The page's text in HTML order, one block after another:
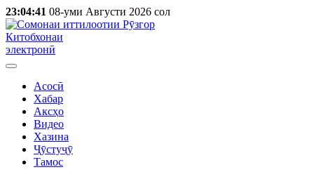
23:04:41 08-уми Августи 2026 сол
Китобхонаи
электронӣ
Асосӣ
Хабар
Аксҳо
Видео
Хазина
Ҷӯстуҷӯ
Тамос